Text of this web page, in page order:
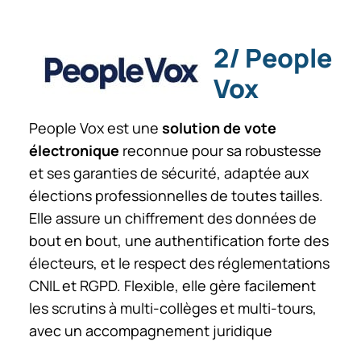
2/ People
Vox
People Vox est une solution de vote
électronique reconnue pour sa robustesse
et ses garanties de sécurité, adaptée aux
élections professionnelles de toutes tailles.
Elle assure un chiffrement des données de
bout en bout, une authentification forte des
électeurs, et le respect des réglementations
CNIL et RGPD. Flexible, elle gère facilement
les scrutins à multi-collèges et multi-tours,
avec un accompagnement juridique